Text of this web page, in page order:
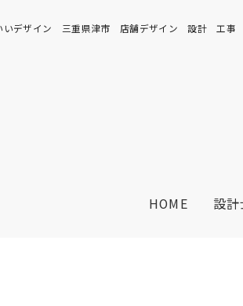
いデザイン 三重県津市 店舗デザイン 設計 工事
HOME 設